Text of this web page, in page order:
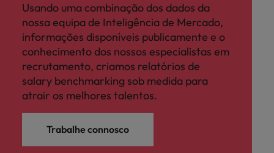
Usando uma combinação dos dados da
nossa equipa de Inteligência de Mercado,
informações disponíveis publicamente e o
conhecimento dos nossos especialistas em
recrutamento, criamos relatórios de
salary benchmarking sob medida para
atrair os melhores talentos.
Trabalhe connosco